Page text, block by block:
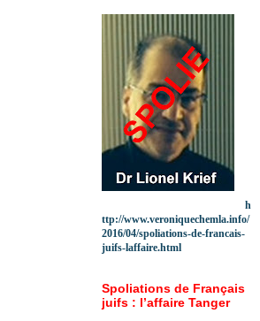
h
ttp://www.veroniquechemla.info/
2016/04/spoliations-de-francais-
juifs-laffaire.html
Spoliations de Français
juifs : l’affaire Tanger